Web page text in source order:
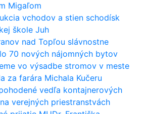
Migaľom
vchodov a stien schodísk
škole Juh
nad Topľou slávnostne
70 nových nájomných bytov
vo výsadbe stromov v meste
za farára Michala Kučeru
vedľa kontajnerových
verejných priestranstvách